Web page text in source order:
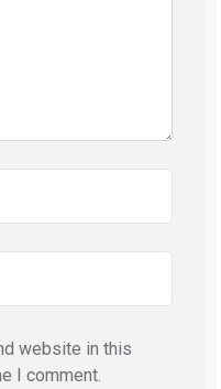
website in this
I comment.